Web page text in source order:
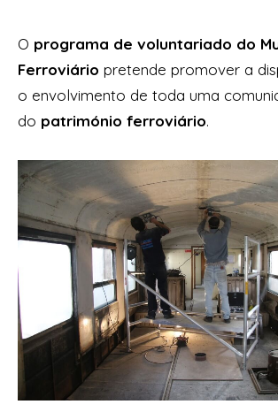
O programa de voluntariado do
Ferroviário pretende promover a
o envolvimento de toda uma
do património ferroviário.